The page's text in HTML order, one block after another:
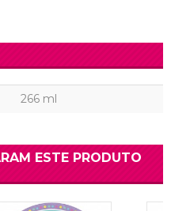
266 ml
ESTE PRODUTO